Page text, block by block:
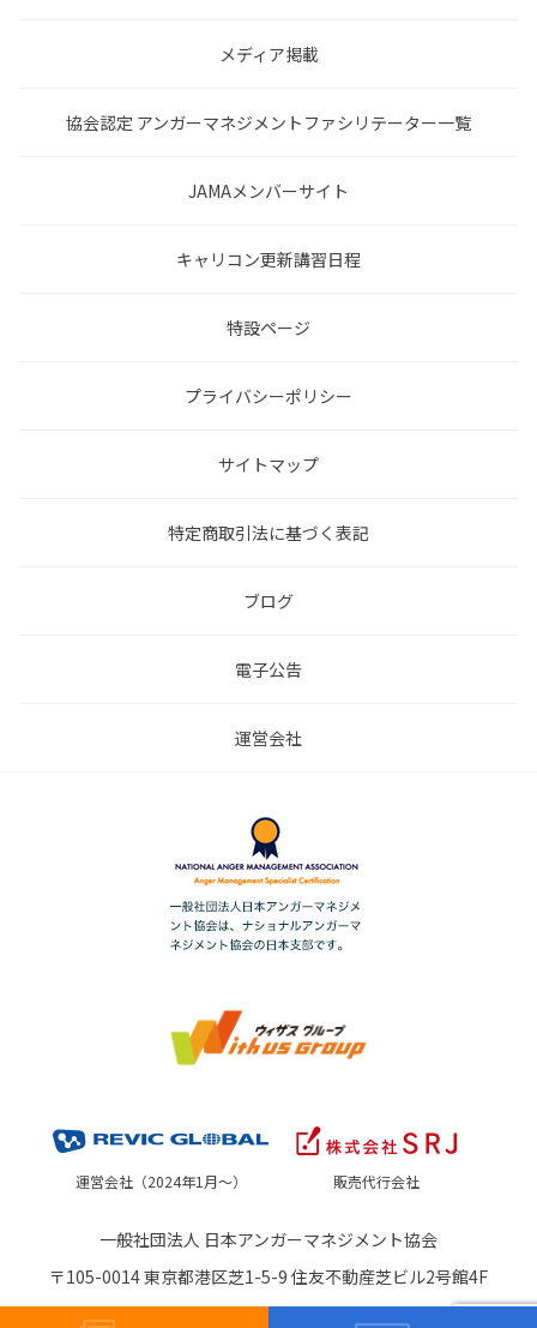
メディア掲載
協会認定 アンガーマネジメントファシリテーター一覧
JAMAメンバーサイト
キャリコン更新講習日程
特設ページ
プライバシーポリシー
サイトマップ
特定商取引法に基づく表記
ブログ
電子公告
運営会社
運営会社（2024年1月～） 販売代行会社
一般社団法人 日本アンガーマネジメント協会
〒105-0014 東京都港区芝1-5-9 住友不動産芝ビル2号館4F